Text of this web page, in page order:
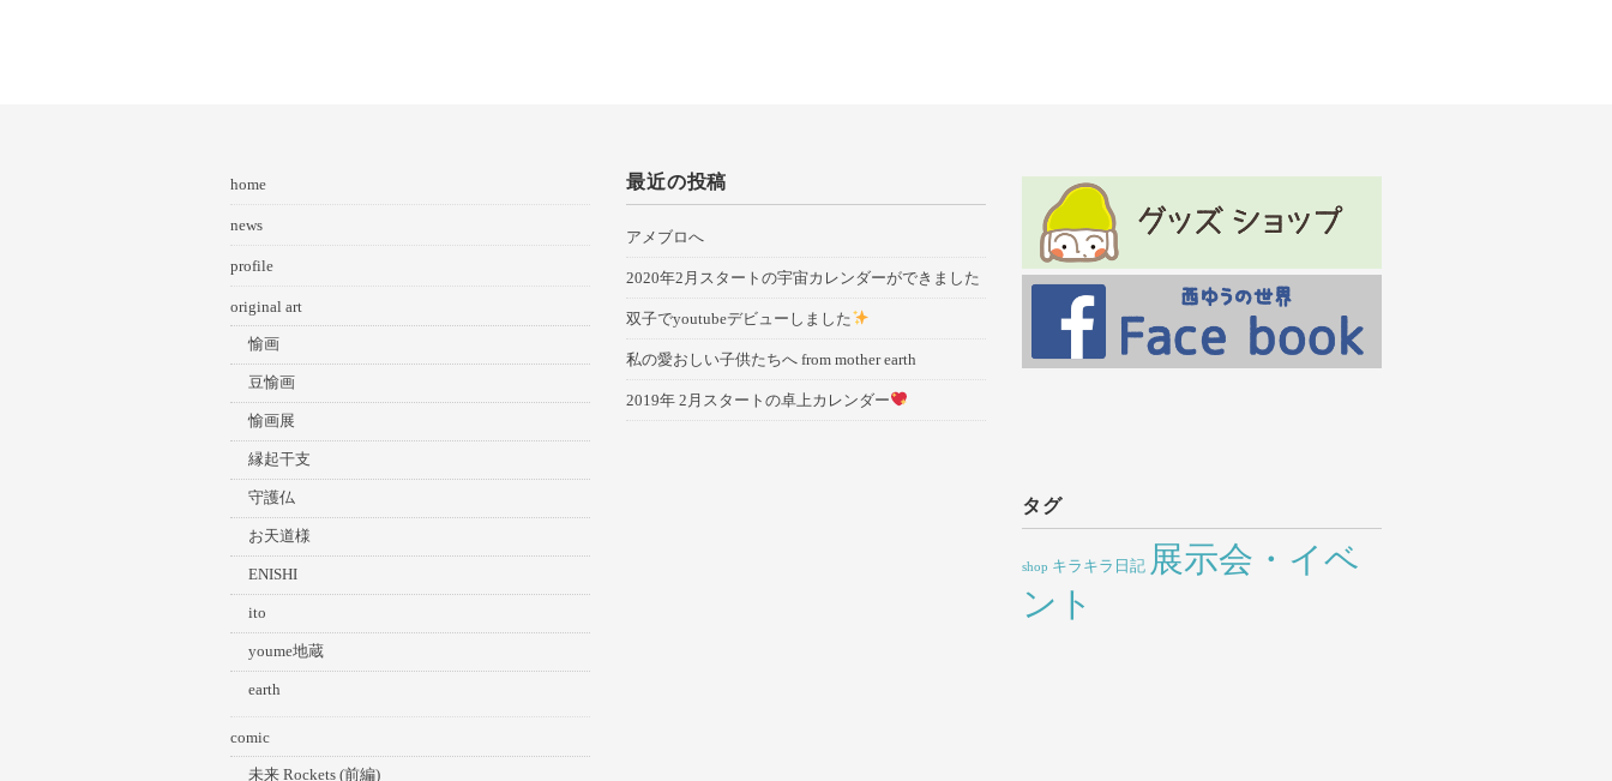
home
news
profile
original art
愉画
豆愉画
愉画展
縁起干支
守護仏
お天道様
ENISHI
ito
youme地蔵
earth
comic
未来 Rockets (前編)
最近の投稿
アメブロへ
2020年2月スタートの宇宙カレンダーができました
双子でyoutubeデビューしました
私の愛おしい子供たちへ from mother earth
2019年 2月スタートの卓上カレンダー
タグ
shop キラキラ日記 展示会・イベ
ント